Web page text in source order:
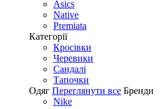
Asics
Native
Premiata
Категорії
Кросівки
Черевики
Сандалі
Tапочки
Одяг Переглянути все Бренди
Nike